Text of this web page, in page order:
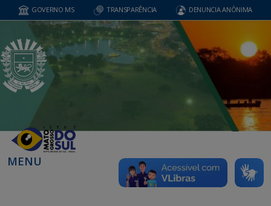
GOVERNO MS TRANSPARÊNCIA DENUNCIA ANÔNIMA
MENU